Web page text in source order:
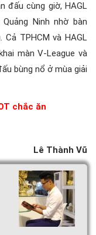
đấu cùng giờ, HAGL
Ninh nhờ bàn
Cả TPHCM và HAGL
màn V-League và
bùng nổ ở mùa giải
chắc ăn
Lê Thành Vũ